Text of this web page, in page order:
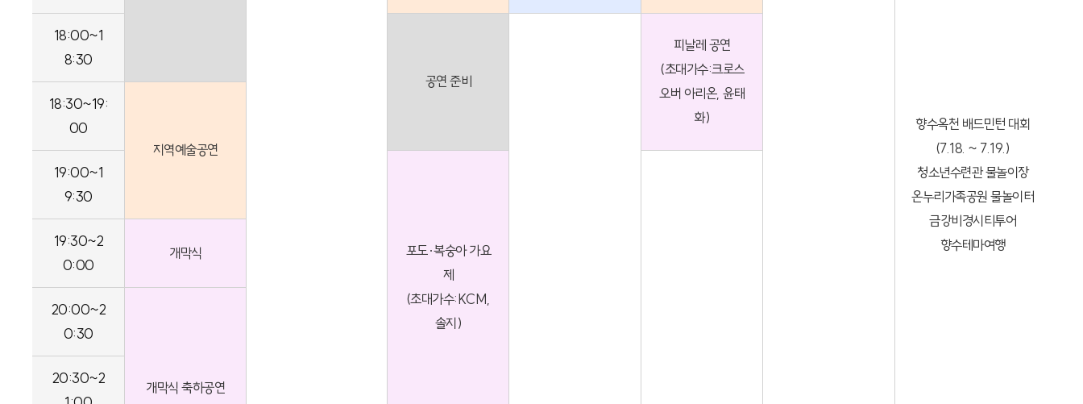
향수옥천 배드민턴 대회
(7.18. ~ 7.19.)
청소년수련관 물놀이장
온누리가족공원 물놀이터
금강비경시티투어
향수테마여행
18:00~1
8:30
공연 준비
피날레 공연
(초대가수:크로스
오버 아리온, 윤태
화)
18:30~19:
00
지역예술공연
19:00~1
9:30
포도·복숭아 가요
제
(초대가수:KCM,
솔지)
19:30~2
0:00
개막식
20:00~2
0:30
개막식 축하공연
20:30~2